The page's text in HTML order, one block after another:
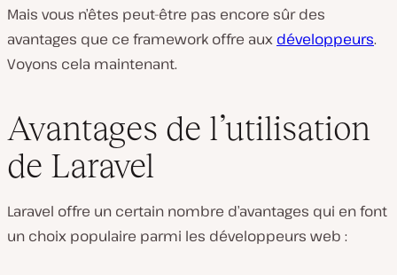
Mais vous n’êtes peut-être pas encore sûr des
avantages que ce framework offre aux développeurs.
Voyons cela maintenant.
Avantages de l’utilisation
de Laravel
Laravel offre un certain nombre d’avantages qui en font
un choix populaire parmi les développeurs web :